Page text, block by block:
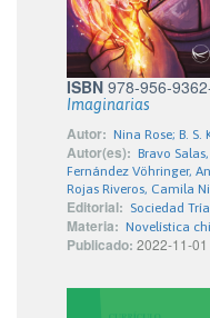
ISBN 978-956-
Imaginarias
Autor: Nina Rose; B. S.
Autor(es): Bravo
Fernández Vöhringer,
Rojas Riveros, Camila
Editorial: Sociedad
Materia: Novelística
Publicado: 2022-11-01